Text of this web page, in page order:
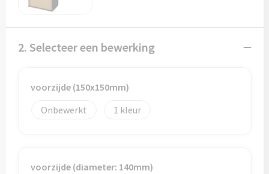
Potloden
Merken
2. Selecteer een bewerking
voorzijde (150x150mm)
Onbewerkt
1
voorzijde (diameter: 140mm)